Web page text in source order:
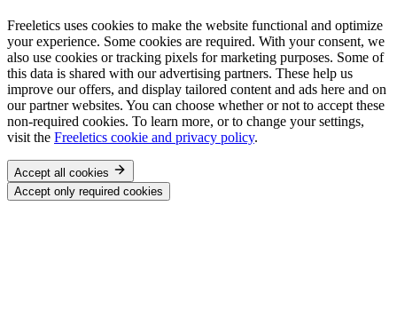
Freeletics uses cookies to make the website functional and optimize
your experience. Some cookies are required. With your consent, we
also use cookies or tracking pixels for marketing purposes. Some of
this data is shared with our advertising partners. These help us
improve our offers, and display tailored content and ads here and on
our partner websites. You can choose whether or not to accept these
non-required cookies. To learn more, or to change your settings,
visit the Freeletics cookie and privacy policy.
Accept all cookies
Accept only required cookies